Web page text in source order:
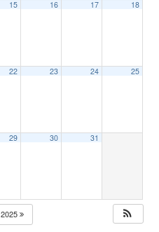
15 16 17 18
22 23 24 25
29 30 31
2025